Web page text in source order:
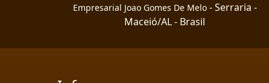
Empresarial Joao Gomes De Melo- Serraria -
Maceió/AL - Brasil